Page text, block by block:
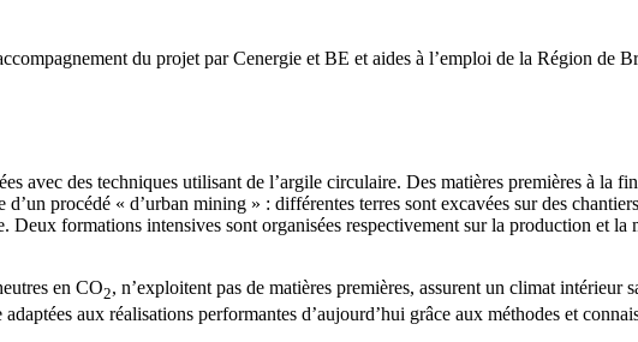
du projet par Cenergie et BE et aides à l’emploi de la Région de
avec des techniques utilisant de l’argile circulaire. Des matières premières à la
procédé « d’urban mining » : différentes terres sont excavées sur des
Deux formations intensives sont organisées respectivement sur la production et
en CO2, n’exploitent pas de matières premières, assurent un climat
aux réalisations performantes d’aujourd’hui grâce aux méthodes et